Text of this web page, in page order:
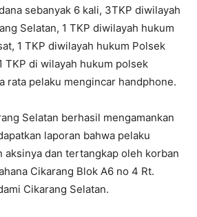
sebanyak 6 kali, 3TKP diwilayah
Selatan, 1 TKP diwilayah hukum
1 TKP diwilayah hukum Polsek
TKP di wilayah hukum polsek
rata pelaku mengincar handphone.
Selatan berhasil mengamankan
laporan bahwa pelaku
aksinya dan tertangkap oleh korban
Cikarang Blok A6 no 4 Rt.
Cikarang Selatan.